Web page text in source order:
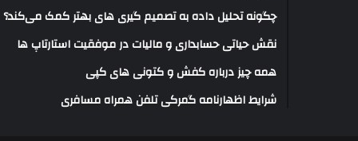
چگونه تحلیل داده به تصمیم گیری های بهتر کمک می‌کند؟
نقش حیاتی حسابداری و مالیات در موفقیت استارتاپ ها
همه چیز درباره کفش و کتونی های کپی
شرایط اظهارنامه گمرکی تلفن همراه مسافری